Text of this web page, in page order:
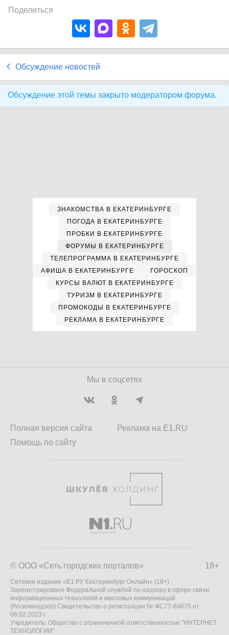
Поделиться
Обсуждение новостей
Обсуждение этой темы закрыто модератором форума.
ЗНАКОМСТВА В ЕКАТЕРИНБУРГЕ
ПОГОДА В ЕКАТЕРИНБУРГЕ
ПРОБКИ В ЕКАТЕРИНБУРГЕ
ФОРУМЫ В ЕКАТЕРИНБУРГЕ
ТЕЛЕПРОГРАММА В ЕКАТЕРИНБУРГЕ
АФИША В ЕКАТЕРИНБУРГЕ
ГОРОСКОП
КУРСЫ ВАЛЮТ В ЕКАТЕРИНБУРГЕ
ТУРИЗМ В ЕКАТЕРИНБУРГЕ
ПРОМОКОДЫ В ЕКАТЕРИНБУРГЕ
РЕКЛАМА В ЕКАТЕРИНБУРГЕ
Мы в соцсетях
Полная версия сайта
Помощь по сайту
Реклама на E1.RU
18+
© ООО «Сеть городских порталов»
Сетевое издание «Е1.РУ Екатеринбург Онлайн» (18+)
Зарегистрировано Федеральной службой по надзору в сфере связи,
информационных технологий и массовых коммуникаций
(Роскомнадзор) Свидетельство о регистрации № ФС77-84675 от
06.02.2023 г.
Учредитель: Общество с ограниченной ответственностью "ИНТЕРНЕТ
ТЕХНОЛОГИИ"